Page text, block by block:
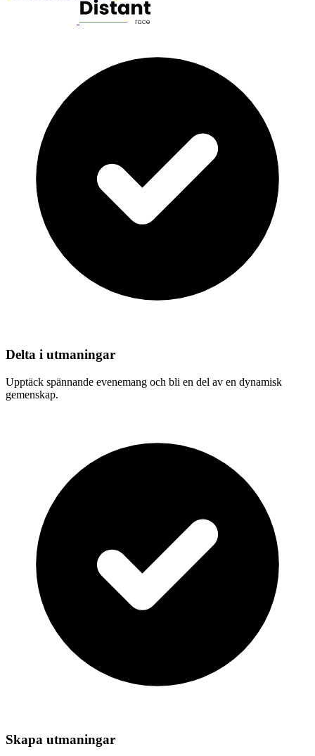
Delta i utmaningar
Upptäck spännande evenemang och bli en del av en dynamisk
gemenskap.
Skapa utmaningar